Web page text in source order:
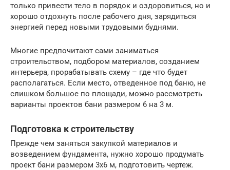
только привести тело в порядок и оздоровиться, но и
хорошо отдохнуть после рабочего дня, зарядиться
энергией перед новыми трудовыми буднями.
Многие предпочитают сами заниматься
строительством, подбором материалов, созданием
интерьера, прорабатывать схему – где что будет
располагаться. Если место, отведенное под баню, не
слишком большое по площади, можно рассмотреть
варианты проектов бани размером 6 на 3 м.
Подготовка к строительству
Прежде чем заняться закупкой материалов и
возведением фундамента, нужно хорошо продумать
проект бани размером 3х6 м, подготовить чертеж.